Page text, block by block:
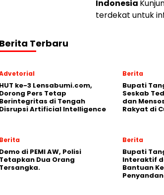
Indonesia
terdekat untuk
Berita Terbaru
HUT ke-3 Lensabumi.com,
Dorong Pers Tetap
Berintegritas di Tengah
Disrupsi Artificial Intelligence
Berita
Bupati
Seskab
dan
Rakyat di
Berita
Demo di PEMI AW, Polisi
Tetapkan Dua Orang
Tersangka.
Berita
Bupati
Interaktif
Bantuan